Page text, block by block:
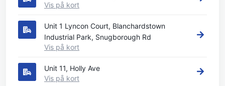
Vis på kort
Unit 1 Lyncon Court, Blanchardstown
Industrial Park, Snugborough Rd
Vis på kort
Unit 11, Holly Ave
Vis på kort